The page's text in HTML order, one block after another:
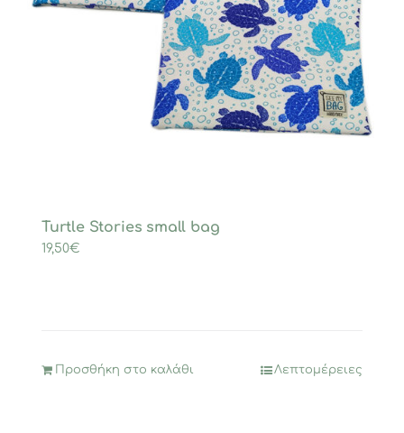
Turtle Stories small bag
19,50€
Προσθήκη στο καλάθι Λεπτομέρειες